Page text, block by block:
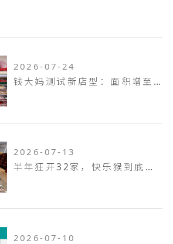
2026-07-24
钱大妈测试新店型：面积增至100平米，扩充熟食烘焙品类，放大自有品牌
2026-07-13
半年狂开32家，快乐猴到底是家什么样的门店
2026-07-10